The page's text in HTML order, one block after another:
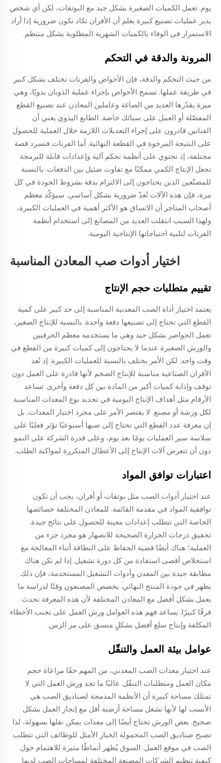
يوم. تعمل الكميات الصغيرة بشكل جيد مع البوتقات، لكن أي شخص
يدير عمليات تصنيع كبيرة يعلم أن الأفران تكاد تكون ضرورية إذا أراد
الاستمرار في الوفاء بالكميات الشهرية المطلوبة بشكل منتظم.
المرونة والدقة في التحكم
من حيث التحكم والدقة، فإن الأحواض والفرنات تختلف بشكل كبير
في طريقة عملها. تسمح الأحواض بإجراء عملية الذوبان يدويًا، وهي
ميزة يقدّرها العديد من الصاغة وعاملين المعادن عند تصنيع القطع
المفصّلة أو العمل على سبائك خاصة. الطابع اليدوي يعني أن
الفنانين قادرون على إجراء التعديلات اللازمة خلال العملية للحصول
على النتيجة المرجوة في القطعة النهائية. أما الفرنات فتسرد قصة
مختلفة، إذ تحتوي على أنظمة تحكم آلية وإعدادات قابلة للبرمجة
تجعل الإنتاج الكمي ممكنًا مع تفاوت ضئيل بين الدفعات. بالنسبة
للمصنّعين الذين يحتاجون إلى الالتزام بدقة بشروط الجودة في كل
مرة، فإن هذه الآلات تُعدّ ضرورية بشكل أساسي. سيؤكّد معظم
أصحاب المتاجر أن الاتساق هو الأكثر أهمية في العمليات الكبيرة،
ولهذا السبب انتقلت العديد من المصانع إلى استخدام أنظمة
الفرنات لتلبية احتياجاتها الإنتاجية اليومية.
اختيار أدوات صب المعادن المناسبة
تقييم متطلبات حجم الإنتاج
يعتمد اختيار أداة الصب المعدنية المناسبة إلى حد كبير على كمية
القطع التي تحتاج إلى تصنيعها دفعة واحدة. بالنسبة للإنتاج الصغير،
تعمل الحواضر بشكل جيد وهي ما يستخدمه معظم الحرفيين
والورش الصغيرة عندما لا يحتاجون إلى كميات كبيرة من القطع في
وقت واحد. لكن الأمر يختلف بالنسبة للعمليات الكبيرة. إذ تُعد
الأفران الصناعية مناسبة للإنتاج الضخم لأنها قادرة على العمل دون
توقف وإذابة كميات أكبر من المادة بين كل دفعة وأخرى. تساعد
الأرقام مثل أهداف الإنتاج اليومية في تحديد نوع المعدات المناسبة
لكل ورشة أو مصنع. لا يقتصر الأمر على مجرد اختيار المعدات، بل
إن معرفة عدد القطع التي تحتاج إلى صبها أسبوعيًا تؤثر فعليًا على
سلاسة سير العمليات يومًا بعد يوم، وعلى قدرة الشركة على النمو
دون أن تتعرض آلات الإنتاج إلى الأعطال المتكررة لمواكبة الطلب.
اعتبارات توافق المواد
عند اختيار أدوات الصب مثل بوتقات أو أفران، يجب أن تكون
توافقية المواد في مقدمة القائمة. للمعادن المختلفة خصائصها
الخاصة التي تتطلب إعدادات معينة للحصول على نتائج جيدة.
تحقيق درجات الحرارة الصحيحة للانصهار هو مجرد جزء من
العملية؛ هناك أيضًا قضية الحفاظ على النظافة أثناء المعالجة مع
استخلاص أقصى استفادة من كل دورة تشغيل. إذا لم تكن هناك
مطابقة جيدة بين المعدن وأدوات التشغيل المستخدمة، فإن ذلك
يظهر في جودة المنتج النهائي. يخصص المصنعون وقتًا لدراسة ما
يعمل بشكل أفضل مع المعادن المختلفة لأن هذه المعرفة تحدث
فرقًا كبيرًا. يساعد فهم هذه العوامل ورش العمل على تجنب الأخطاء
المكلفة وإنتاج سلع أفضل بشكلٍ متسق على مر الزمن.
عوامل بيئة العمل والتنقّل
عند اختيار معدات الصب المعدني، من المهم حقًا مراعاة حجم
مكان العمل ومتطلبات التنقّل. غالبًا ما تجد ورش العمل التي لا
تمتلك مساحة كبيرة أن الأنظمة المدمجة لصناديق الصب هي
الأنسب لها لأنها تشغل مساحة أرضية أقل مع إنجاز العمل بشكل
صحيح. بعض الورش تحتاج أيضًا إلى معدات يمكن نقلها بسهولة، لذا
تصبح صناديق الصب المحمولة الخيار الأمثل للوظائف التي تتطلب
الصب في موقع العمل. السوق يُظهر أنماطًا مثيرة للاهتمام حول
كيفية تنظيم الشركات المصنعة المختلفة لمساحات الصب لديها